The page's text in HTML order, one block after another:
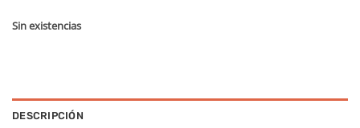
Sin existencias
DESCRIPCIÓN